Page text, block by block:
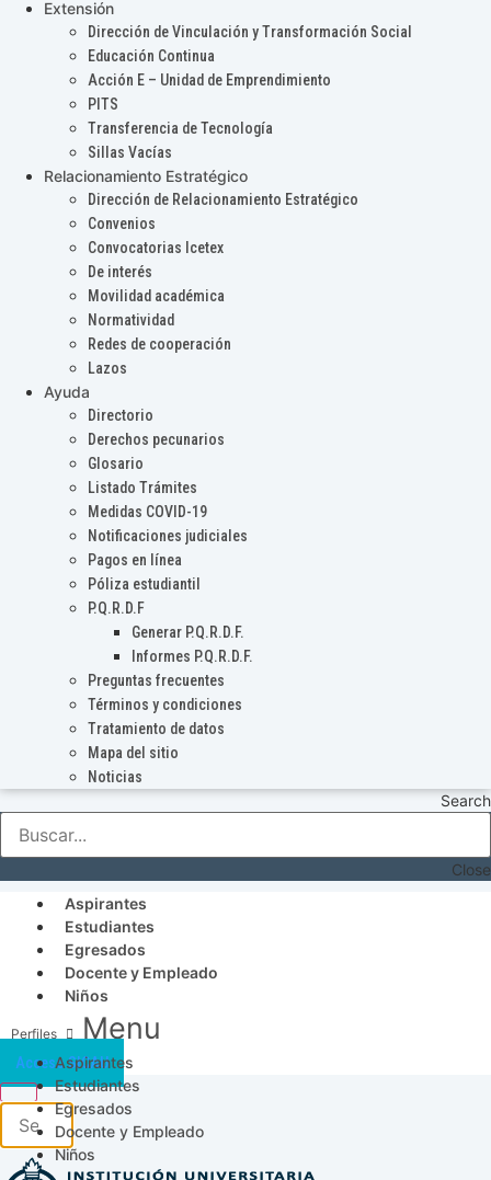
Extensión
Dirección de Vinculación y Transformación Social
Educación Continua
Acción E – Unidad de Emprendimiento
PITS
Transferencia de Tecnología
Sillas Vacías
Relacionamiento Estratégico
Dirección de Relacionamiento Estratégico
Convenios
Convocatorias Icetex
De interés
Movilidad académica
Normatividad
Redes de cooperación
Lazos
Ayuda
Directorio
Derechos pecunarios
Glosario
Listado Trámites
Medidas COVID-19
Notificaciones judiciales
Pagos en línea
Póliza estudiantil
P.Q.R.D.F
Generar P.Q.R.D.F.
Informes P.Q.R.D.F.
Preguntas frecuentes
Términos y condiciones
Tratamiento de datos
Mapa del sitio
Noticias
Search
Close
Aspirantes
Estudiantes
Egresados
Docente y Empleado
Niños
Menu
Aspirantes
Estudiantes
Egresados
Docente y Empleado
Niños
Acceso SICAU